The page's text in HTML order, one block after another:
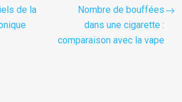
de la
Nombre de bouffées
dans une cigarette :
comparaison avec la vape